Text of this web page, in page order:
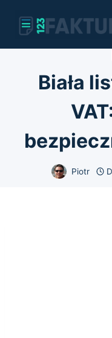
Biała
Piotr